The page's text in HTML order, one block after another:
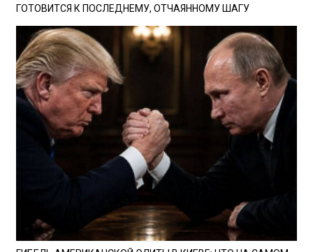
ГОТОВИТСЯ К ПОСЛЕДНЕМУ, ОТЧАЯННОМУ ШАГУ